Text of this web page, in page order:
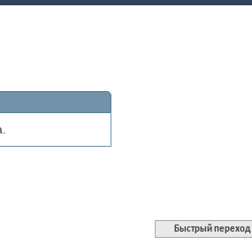
Быстрый переход